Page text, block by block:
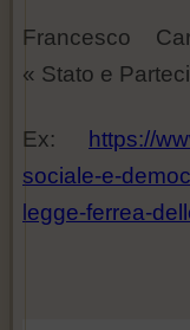
Francesco
« Stato e
Ex:
https://
sociale-e-
legge-ferrea-